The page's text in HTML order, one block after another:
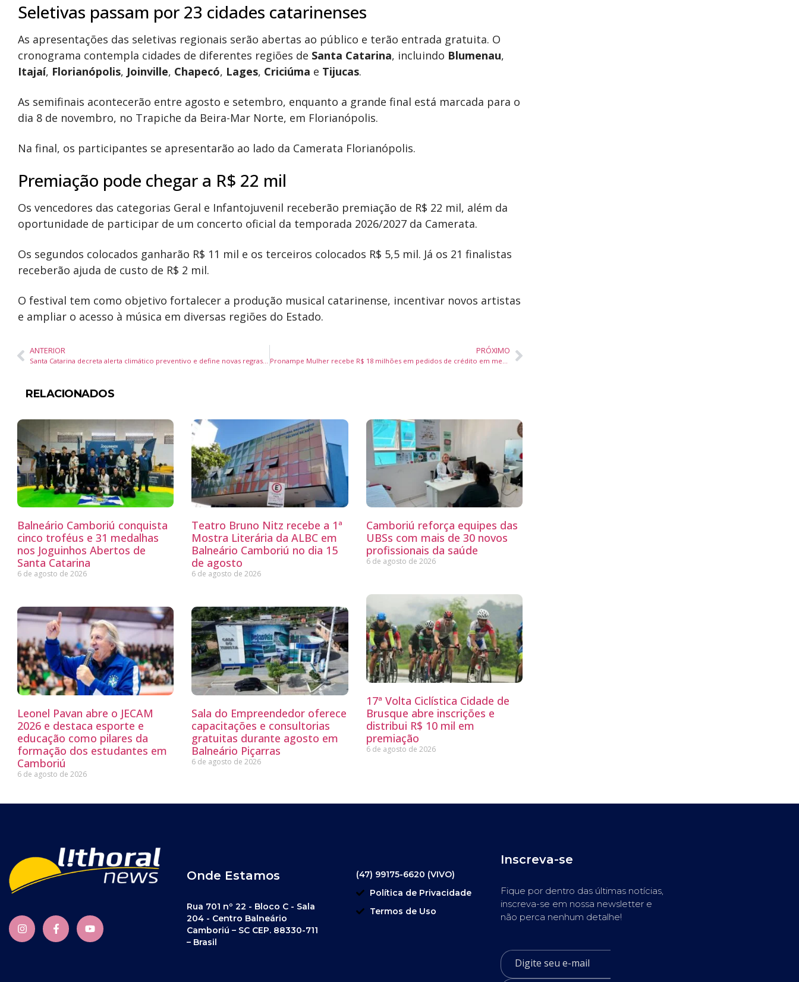
Seletivas passam por 23 cidades catarinenses
As apresentações das seletivas regionais serão abertas ao público e terão entrada gratuita. O
cronograma contempla cidades de diferentes regiões de Santa Catarina, incluindo Blumenau,
Itajaí, Florianópolis, Joinville, Chapecó, Lages, Criciúma e Tijucas.
As semifinais acontecerão entre agosto e setembro, enquanto a grande final está marcada para o
dia 8 de novembro, no Trapiche da Beira-Mar Norte, em Florianópolis.
Na final, os participantes se apresentarão ao lado da Camerata Florianópolis.
Premiação pode chegar a R$ 22 mil
Os vencedores das categorias Geral e Infantojuvenil receberão premiação de R$ 22 mil, além da
oportunidade de participar de um concerto oficial da temporada 2026/2027 da Camerata.
Os segundos colocados ganharão R$ 11 mil e os terceiros colocados R$ 5,5 mil. Já os 21 finalistas
receberão ajuda de custo de R$ 2 mil.
O festival tem como objetivo fortalecer a produção musical catarinense, incentivar novos artistas
e ampliar o acesso à música em diversas regiões do Estado.
ANTERIOR
Santa Catarina decreta alerta climático preventivo e define novas regras para situações de emergência
PRÓXIMO
Pronampe Mulher recebe R$ 18 milhões em pedidos de crédito em menos de 72 horas em Santa Catarina
RELACIONADOS
Balneário Camboriú conquista
cinco troféus e 31 medalhas
nos Joguinhos Abertos de
Santa Catarina
6 de agosto de 2026
Teatro Bruno Nitz recebe a 1ª
Mostra Literária da ALBC em
Balneário Camboriú no dia 15
de agosto
6 de agosto de 2026
Camboriú reforça equipes das
UBSs com mais de 30 novos
profissionais da saúde
6 de agosto de 2026
Leonel Pavan abre o JECAM
2026 e destaca esporte e
educação como pilares da
formação dos estudantes em
Camboriú
6 de agosto de 2026
Sala do Empreendedor oferece
capacitações e consultorias
gratuitas durante agosto em
Balneário Piçarras
6 de agosto de 2026
17ª Volta Ciclística Cidade de
Brusque abre inscrições e
distribui R$ 10 mil em
premiação
6 de agosto de 2026
Onde Estamos
Rua 701 nº 22 - Bloco C - Sala
204 - Centro Balneário
Camboriú – SC CEP. 88330-711
– Brasil
(47) 99175-6620 (VIVO)
Política de Privacidade
Termos de Uso
Inscreva-se
Fique por dentro das últimas notícias,
inscreva-se em nossa newsletter e
não perca nenhum detalhe!